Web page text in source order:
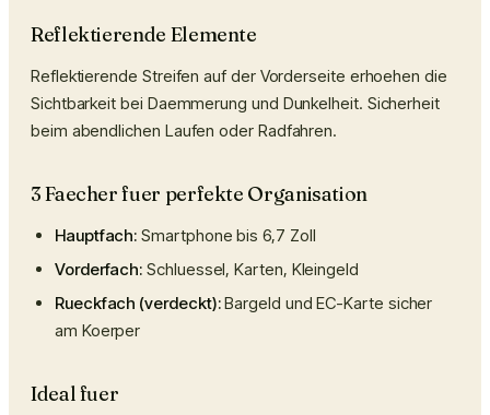
Reflektierende Elemente
Reflektierende Streifen auf der Vorderseite erhoehen die
Sichtbarkeit bei Daemmerung und Dunkelheit. Sicherheit
beim abendlichen Laufen oder Radfahren.
3 Faecher fuer perfekte Organisation
Hauptfach: Smartphone bis 6,7 Zoll
Vorderfach: Schluessel, Karten, Kleingeld
Rueckfach (verdeckt):Bargeld und EC-Karte sicher
am Koerper
Ideal fuer